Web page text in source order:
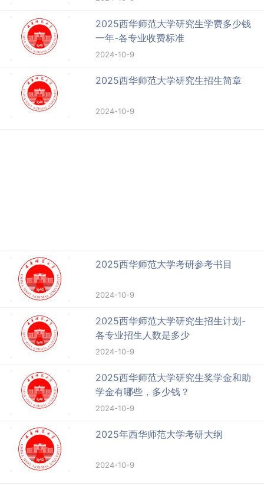
2025西华师范大学研究生学费多少钱
一年-各专业收费标准
2024-10-9
2025西华师范大学研究生招生简章
2024-10-9
2025西华师范大学考研参考书目
2024-10-9
2025西华师范大学研究生招生计划-
各专业招生人数是多少
2024-10-9
2025西华师范大学研究生奖学金和助
学金有哪些，多少钱？
2024-10-9
2025年西华师范大学考研大纲
2024-10-9